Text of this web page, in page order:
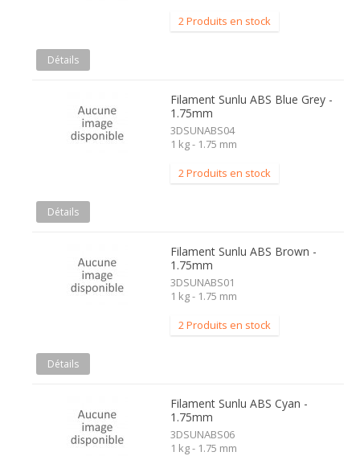
2 Produits en stock
Détails
Filament Sunlu ABS Blue Grey -
1.75mm
3DSUNABS04
1 kg - 1.75 mm
2 Produits en stock
Détails
Filament Sunlu ABS Brown -
1.75mm
3DSUNABS01
1 kg - 1.75 mm
2 Produits en stock
Détails
Filament Sunlu ABS Cyan -
1.75mm
3DSUNABS06
1 kg - 1.75 mm